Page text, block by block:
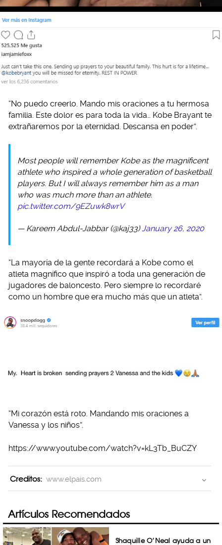
“No puedo creerlo. Mando mis oraciones a tu hermosa
familia. Este dolor es para toda la vida… Kobe Brayant te
extrañaremos por la eternidad. Descansa en poder”.
Most people will remember Kobe as the magnificent
athlete who inspired a whole generation of basketball
players. But I will always remember him as a man
who was much more than an athlete.
pic.twitter.com/9EZuwk8wrV
— Kareem Abdul-Jabbar (@kaj33)January 26, 2020
“La mayoría de la gente recordará a Kobe como el
atleta magnífico que inspiró a toda una generación de
jugadores de baloncesto. Pero siempre lo recordaré
como un hombre que era mucho más que un atleta”.
“Mi corazón está roto. Mandando mis oraciones a
Vanessa y los niños”.
https://www.youtube.com/watch?v=kL3Tb_BuCZY
Creditos: www.elpais.com
Artículos Recomendados
Shaquille O’Neal ayuda a un